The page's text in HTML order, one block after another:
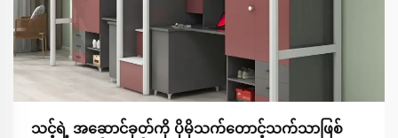
သင့်ရဲ့ အဆောင်ခုတ်ကို ပိုမိုသက်တောင့်သက်သာဖြစ်